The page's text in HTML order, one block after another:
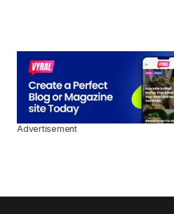
Advertisement